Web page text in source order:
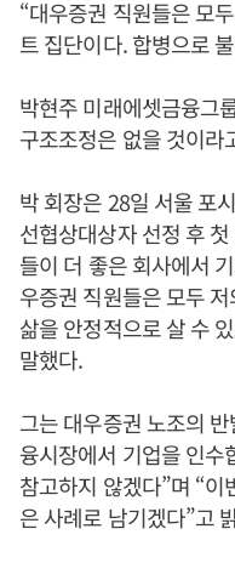
“대우증권 직원들은 모
트 집단이다. 합병으로
박현주 미래에셋금융그
구조조정은 없을 것이라
박 회장은 28일 서울 포
선협상대상자 선정 후
들이 더 좋은 회사에서
우증권 직원들은 모두
삶을 안정적으로 살 수
말했다.
그는 대우증권 노조의
융시장에서 기업을 인
참고하지 않겠다”며 “
은 사례로 남기겠다”고